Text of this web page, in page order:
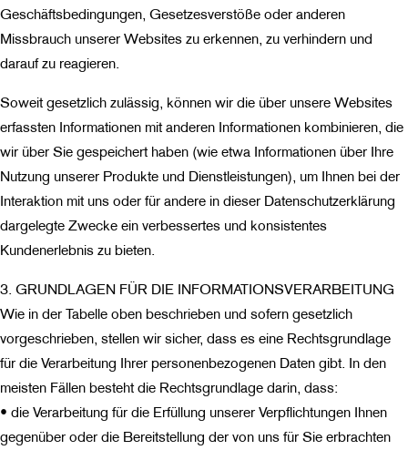
Geschäftsbedingungen, Gesetzesverstöße oder anderen
Missbrauch unserer Websites zu erkennen, zu verhindern und
darauf zu reagieren.
Soweit gesetzlich zulässig, können wir die über unsere Websites
erfassten Informationen mit anderen Informationen kombinieren, die
wir über Sie gespeichert haben (wie etwa Informationen über Ihre
Nutzung unserer Produkte und Dienstleistungen), um Ihnen bei der
Interaktion mit uns oder für andere in dieser Datenschutzerklärung
dargelegte Zwecke ein verbessertes und konsistentes
Kundenerlebnis zu bieten.
3. GRUNDLAGEN FÜR DIE INFORMATIONSVERARBEITUNG
Wie in der Tabelle oben beschrieben und sofern gesetzlich
vorgeschrieben, stellen wir sicher, dass es eine Rechtsgrundlage
für die Verarbeitung Ihrer personenbezogenen Daten gibt. In den
meisten Fällen besteht die Rechtsgrundlage darin, dass:
• die Verarbeitung für die Erfüllung unserer Verpflichtungen Ihnen
gegenüber oder die Bereitstellung der von uns für Sie erbrachten